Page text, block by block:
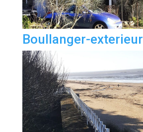
Boullanger-exterieur